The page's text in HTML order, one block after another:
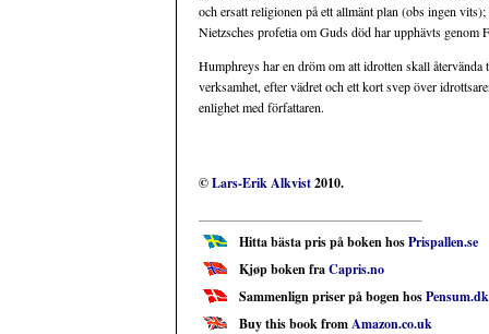
och ersatt religionen på ett allmänt plan (obs ingen
Nietzsches profetia om Guds död har upphävts
Humphreys har en dröm om att idrotten skall
verksamhet, efter vädret och ett kort svep över
enlighet med författaren.
©Lars-Erik Alkvist2010.
Hitta bästa pris på boken hosPrispallen.se
Kjøp boken fraCapris.no
Sammenlign priser på bogen hosPensum.dk
Buy this book fromAmazon.co.uk